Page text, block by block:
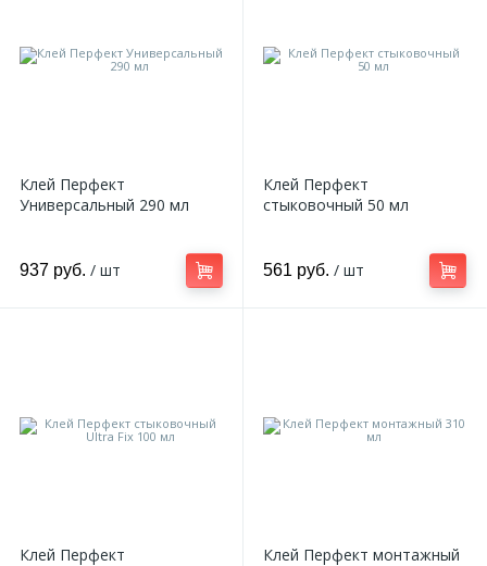
Клей Перфект
Универсальный 290 мл
937 руб. / шт
Клей Перфект
стыковочный 50 мл
561 руб. / шт
Клей Перфект
Клей Перфект монтажный